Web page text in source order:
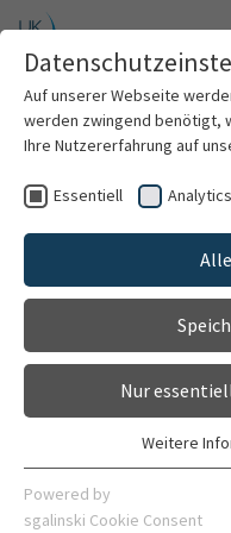
Zum Hauptinhalt
Patienten & Besucher
Kliniken & Institute
Forschung
Karriere
Iris Heggen
Logopädin
Sektion
Auf unserer Webseite
werden zwingend benötigt,
Ihre Nutzererfahrung auf
Essentiell
Nur
Essentielle Cookies
Webseite benötigt.
Weitere
Powered by
sgalinski Cookie Consent